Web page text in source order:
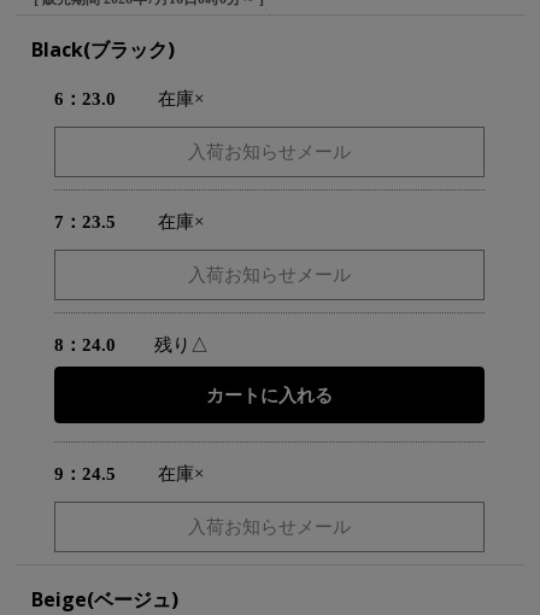
Black(ブラック)
6：23.0 在庫×
7：23.5 在庫×
8：24.0 残り△
9：24.5 在庫×
Beige(ベージュ)